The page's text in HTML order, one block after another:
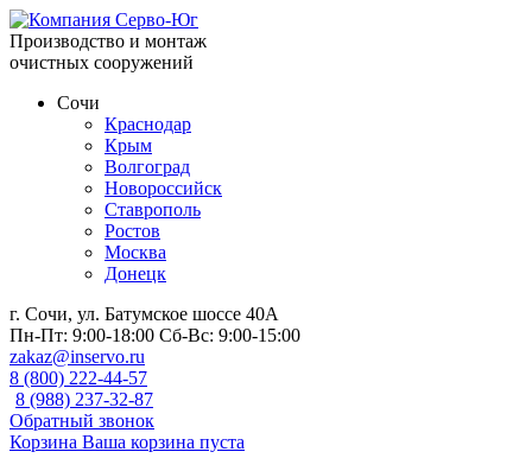
Производство и монтаж
очистных сооружений
Сочи
Краснодар
Крым
Волгоград
Новороссийск
Ставрополь
Ростов
Москва
Донецк
г. Сочи, ул. Батумское шоссе 40А
Пн-Пт: 9:00-18:00 Сб-Вс: 9:00-15:00
zakaz@inservo.ru
8 (800) 222-44-57
8 (988) 237-32-87
Обратный звонок
Корзина Ваша корзина пуста